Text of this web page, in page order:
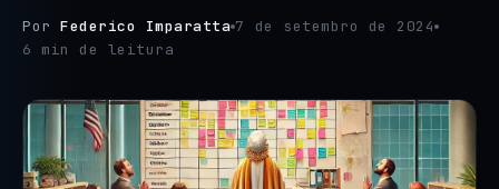
PorFederico Imparatta 7 de setembro de 2024
6 min de leitura